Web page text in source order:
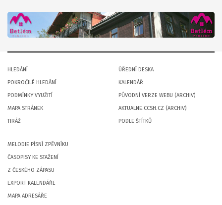
HLEDÁNÍ
POKROČILÉ HLEDÁNÍ
PODMÍNKY VYUŽITÍ
MAPA STRÁNEK
TIRÁŽ
ÚŘEDNÍ DESKA
KALENDÁŘ
PŮVODNÍ VERZE WEBU (ARCHIV)
AKTUALNE.CCSH.CZ (ARCHIV)
PODLE ŠTÍTKŮ
MELODIE PÍSNÍ ZPĚVNÍKU
ČASOPISY KE STAŽENÍ
Z ČESKÉHO ZÁPASU
EXPORT KALENDÁŘE
MAPA ADRESÁŘE